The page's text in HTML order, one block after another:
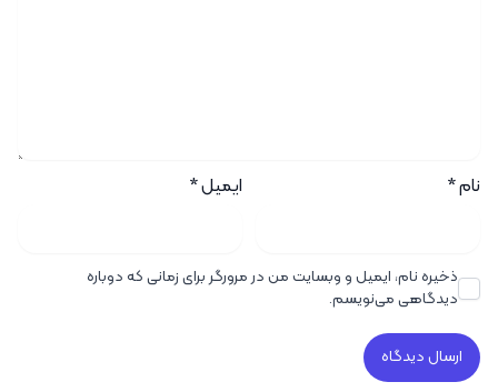
نام* ایمیل*
ذخیره نام، ایمیل و وبسایت من در مرورگر برای زمانی که دوباره
دیدگاهی می‌نویسم.